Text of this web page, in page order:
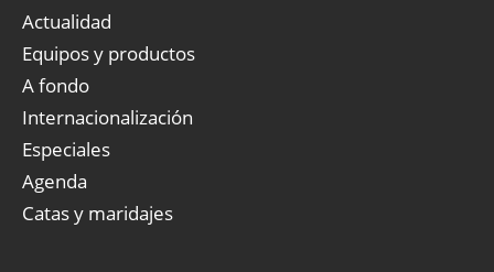
Actualidad
Equipos y productos
A fondo
Internacionalización
Especiales
Agenda
Catas y maridajes